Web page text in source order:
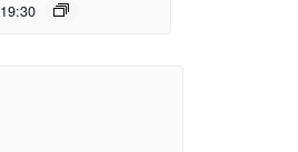
19:30